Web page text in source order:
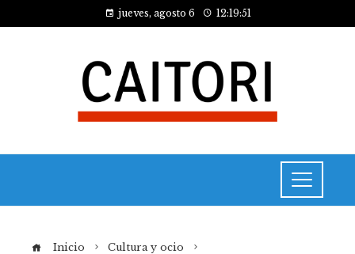
jueves, agosto 6 12:19:52
Inicio
Cultura y ocio